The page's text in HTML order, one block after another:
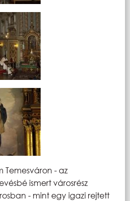
Temesváron - az
ismert városrész
- mint egy igazi rejtett